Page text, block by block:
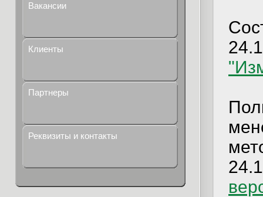
Вакансии
Клиенты
Партнеры
Реквизиты и контакты